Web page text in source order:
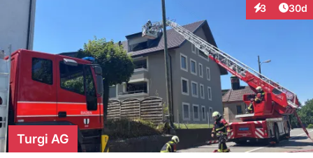
3
Interaktionen
30d
Turgi AG